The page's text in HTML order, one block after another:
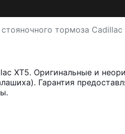
тормоза Cadillac
XT5. Оригинальные и
Гарантия